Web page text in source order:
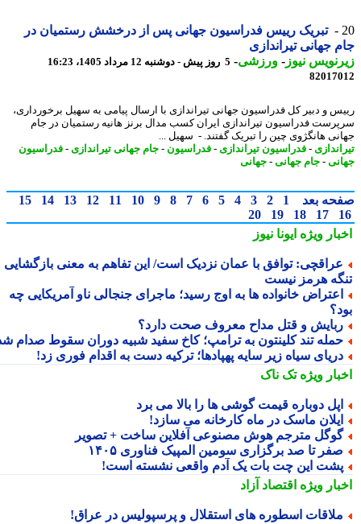
تبریک رییس فدراسیون جهانی پس از درخشش رستمیان در
جهانی تیراندازی
نیوز-ورزشی-5 روز پیش - دوشنبه 12 مرداد 1405، 16:23
و دبیر کل فدراسیون جهانی تیراندازی با ارسال پیامی به سهیل برخورداری،
فدراسیون تیراندازی ایران کسب مدال برنز هانیه رستمیان در جام
هانگژوی چین را تبریک گفتند. - سهیل ...
- فدراسیون تیراندازی- فدراسیون-جام جهانی تیراندازی- فدراسیون
-جام جهانی-جهانی
بعد 1
2
3
4
5
6
7
8
9
10
11
12
13
14
15
17
18
19
20
ویژهایونا نیوز
توافق با عمان نزدیک است/ این تفاهم به معنی بازگشایی
هرمز نیست
خانواده ها به اوج رسید؛ ماجرای جنجالی ناو آمریکایی چه
و قتل مداح معروف صحت دارد؟
تند کلینتون به ترامپ؛ کاخ سفید شبیه دوران سقوط صدام شد!
سیاه زیر سایه پهپادها؛ ترکیه دست به اقدام فوری زد!
ویژهتک ناک
دوباره قیمت گوشی ها را بالا می برد
ماسک در ماه کارخانه می سازد!
مترجم هوش مصنوعی آفلاین ساخت + تصویر
تا صد برگزاری سومین المپیک فناوری ۱۴۰۵
این چت بات یک آدم واقعی نشسته است!
ویژهاقتصاد آزاد
اسطوره های استقلال و پرسپولیس در عراق!